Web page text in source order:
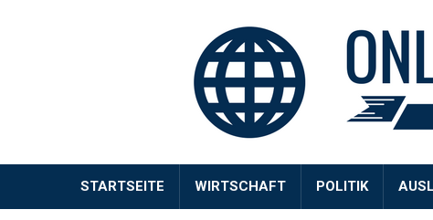
STARTSEITE WIRTSCHAFT POLITIK